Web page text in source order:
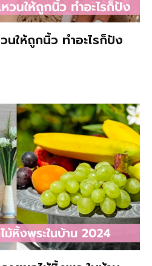
ให้ถูกนิ้ว ทำอะไรก็ปัง